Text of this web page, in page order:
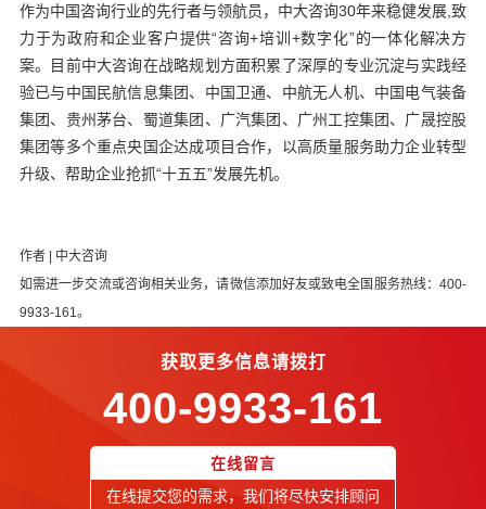
作为中国咨询行业的先行者与领航员，中大咨询30年来稳健发展,致
力于为政府和企业客户提供“咨询+培训+数字化”的一体化解决方
案。目前中大咨询在战略规划方面积累了深厚的专业沉淀与实践经
验已与中国民航信息集团、中国卫通、中航无人机、中国电气装备
集团、贵州茅台、蜀道集团、广汽集团、广州工控集团、广晟控股
集团等多个重点央国企达成项目合作，以高质量服务助力企业转型
升级、帮助企业抢抓“十五五”发展先机。
作者 | 中大咨询
如需进一步交流或咨询相关业务，请微信添加好友或致电全国服务热线：400-
9933-161。
获取更多信息请拨打
400-9933-161
在线留言
在线提交您的需求，我们将尽快安排顾问